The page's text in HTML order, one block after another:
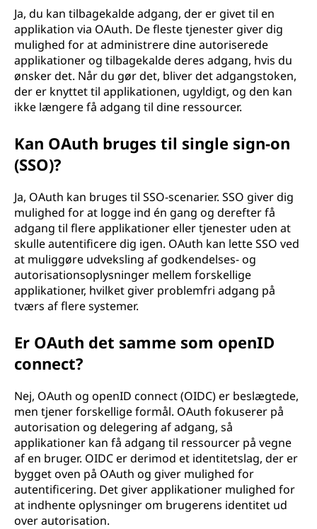
Ja, du kan tilbagekalde adgang, der er givet til en
applikation via OAuth. De fleste tjenester giver dig
mulighed for at administrere dine autoriserede
applikationer og tilbagekalde deres adgang, hvis du
ønsker det. Når du gør det, bliver det adgangstoken,
der er knyttet til applikationen, ugyldigt, og den kan
ikke længere få adgang til dine ressourcer.
Kan OAuth bruges til single sign-on
(SSO)?
Ja, OAuth kan bruges til SSO-scenarier. SSO giver dig
mulighed for at logge ind én gang og derefter få
adgang til flere applikationer eller tjenester uden at
skulle autentificere dig igen. OAuth kan lette SSO ved
at muliggøre udveksling af godkendelses- og
autorisationsoplysninger mellem forskellige
applikationer, hvilket giver problemfri adgang på
tværs af flere systemer.
Er OAuth det samme som openID
connect?
Nej, OAuth og openID connect (OIDC) er beslægtede,
men tjener forskellige formål. OAuth fokuserer på
autorisation og delegering af adgang, så
applikationer kan få adgang til ressourcer på vegne
af en bruger. OIDC er derimod et identitetslag, der er
bygget oven på OAuth og giver mulighed for
autentificering. Det giver applikationer mulighed for
at indhente oplysninger om brugerens identitet ud
over autorisation.